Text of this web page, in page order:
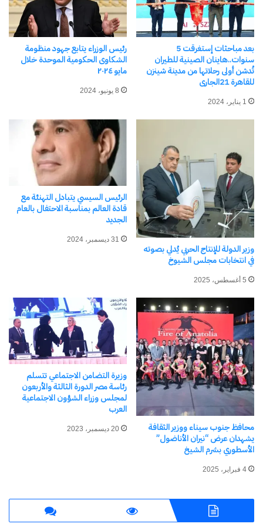
اكتشاف المزيد من
اشترك للحصول على أحدث التدوينات المرسلة إلى بريدك
الإلكتروني.
كتابة بريدك الإلكتروني...
بعد مباحثات إستغرقت 5
سنوات..هاينان الصينية للطيران
تُدشن أولى رحلاتها من مدينة شينزن
للقاهرة 21الجارى
1 يناير، 2024
رئيس الوزراء يتابع جهود منظومة
الشكاوى الحكومية الموحدة خلال
مايو ٢٠٢٤
8 يونيو، 2024
وزير الدولة للإنتاج الحربي يُدلي بصوته
في انتخابات مجلس الشيوخ
5 أغسطس، 2025
الرئيس السيسي يتبادل التهنئة مع
قادة العالم بمناسبة الاحتفال بالعام
الجديد
31 ديسمبر، 2024
محافظ جنوب سيناء ووزير الثقافة
يشهدان عرض “نيران الأناضول”
الأسطوري بشرم الشيخ
4 فبراير، 2025
وزيرة التضامن الاجتماعي تتسلم
رئاسة مصر الدورة الثالثة والأربعون
لمجلس وزراء الشؤون الاجتماعية
العرب
20 ديسمبر، 2023